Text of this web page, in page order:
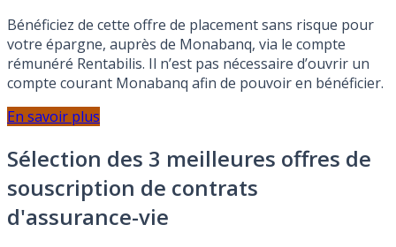
Bénéficiez de cette offre de placement sans risque pour
votre épargne, auprès de Monabanq, via le compte
rémunéré Rentabilis. Il n’est pas nécessaire d’ouvrir un
compte courant Monabanq afin de pouvoir en bénéficier.
En savoir plus
Sélection des 3 meilleures offres de
souscription de contrats
d'assurance-vie